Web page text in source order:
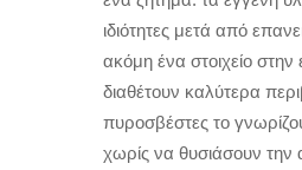
ιδιότητες μετά από
ακόμη ένα στοιχείο
διαθέτουν καλύτερα
πυροσβέστες το
χωρίς να θυσιάσουν την